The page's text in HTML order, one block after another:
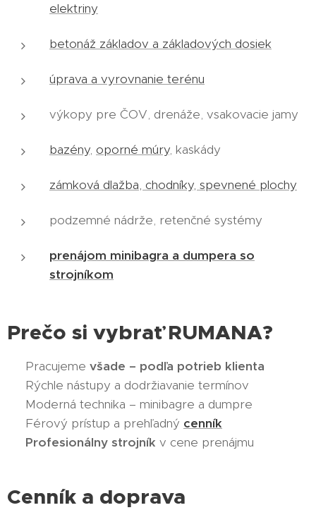
elektriny
betonáž základov a základových dosiek
úprava a vyrovnanie terénu
výkopy pre ČOV, drenáže, vsakovacie jamy
bazény, oporné múry, kaskády
zámková dlažba, chodníky, spevnené plochy
podzemné nádrže, retenčné systémy
prenájom minibagra a dumpera so
strojníkom
Prečo si vybrať RUMANA?
✔️ Pracujeme všade – podľa potrieb klienta
✔️ Rýchle nástupy a dodržiavanie termínov
✔️ Moderná technika – minibagre a dumpre
✔️ Férový prístup a prehľadný cenník
Profesionálny strojník v cene prenájmu
Cenník a doprava